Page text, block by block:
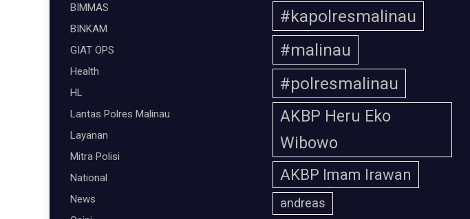
BIMMAS
BINKAM
GIAT OPS
Health
HL
Lantas Polres Malinau
Layanan
Mitra Polisi
National
News
#kapolresmalinau
#malinau
#polresmalinau
AKBP Heru Eko
Wibowo
AKBP Imam Irawan
andreas